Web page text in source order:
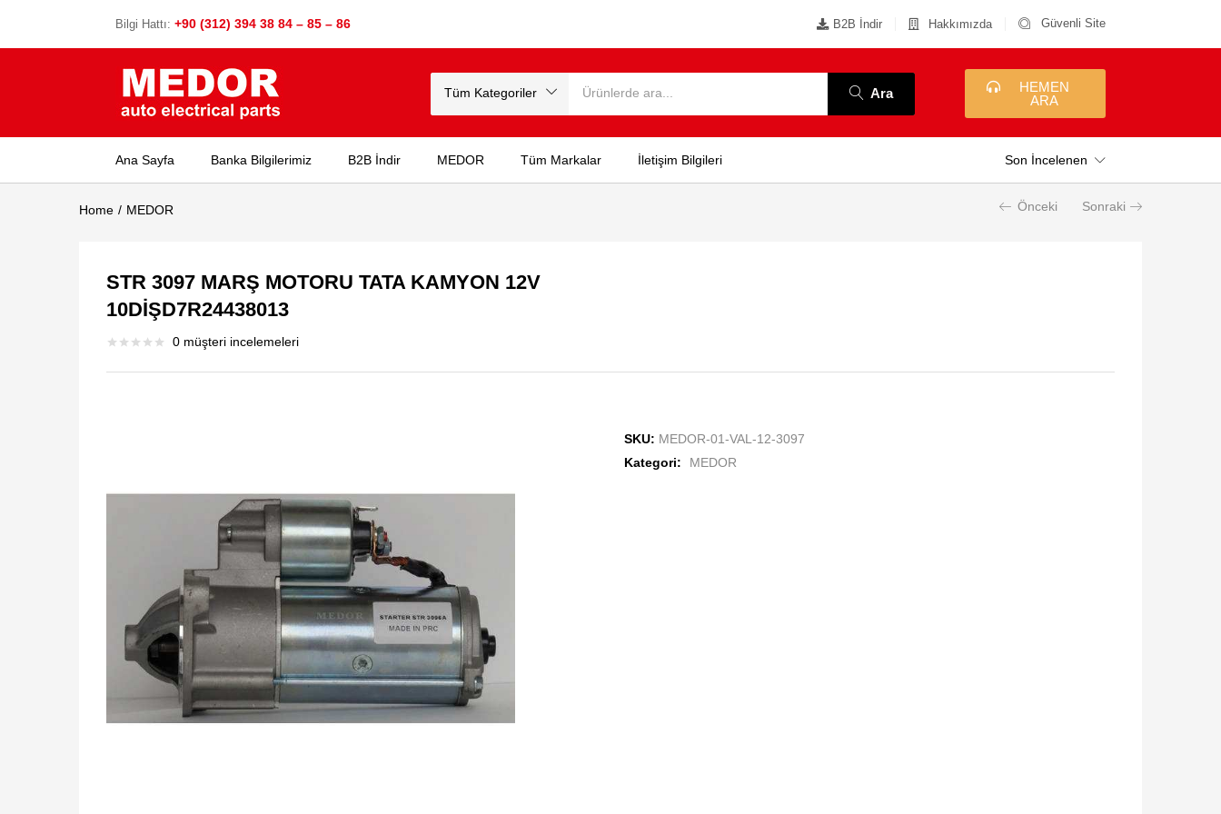
Bilgi Hattı: +90 (312) 394 38 84 – 85 – 86 B2B İndir Hakkımızda Güvenli Site
Tüm Kategoriler Ara
HEMEN
ARA
Ana Sayfa Banka Bilgilerimiz B2B İndir MEDOR Tüm Markalar İletişim Bilgileri Son İncelenen
Home MEDOR Önceki Sonraki
STR 3097 MARŞ MOTORU TATA KAMYON 12V
10DİŞD7R24438013
0 müşteri incelemeleri
SKU: MEDOR-01-VAL-12-3097
Kategori:
MEDOR